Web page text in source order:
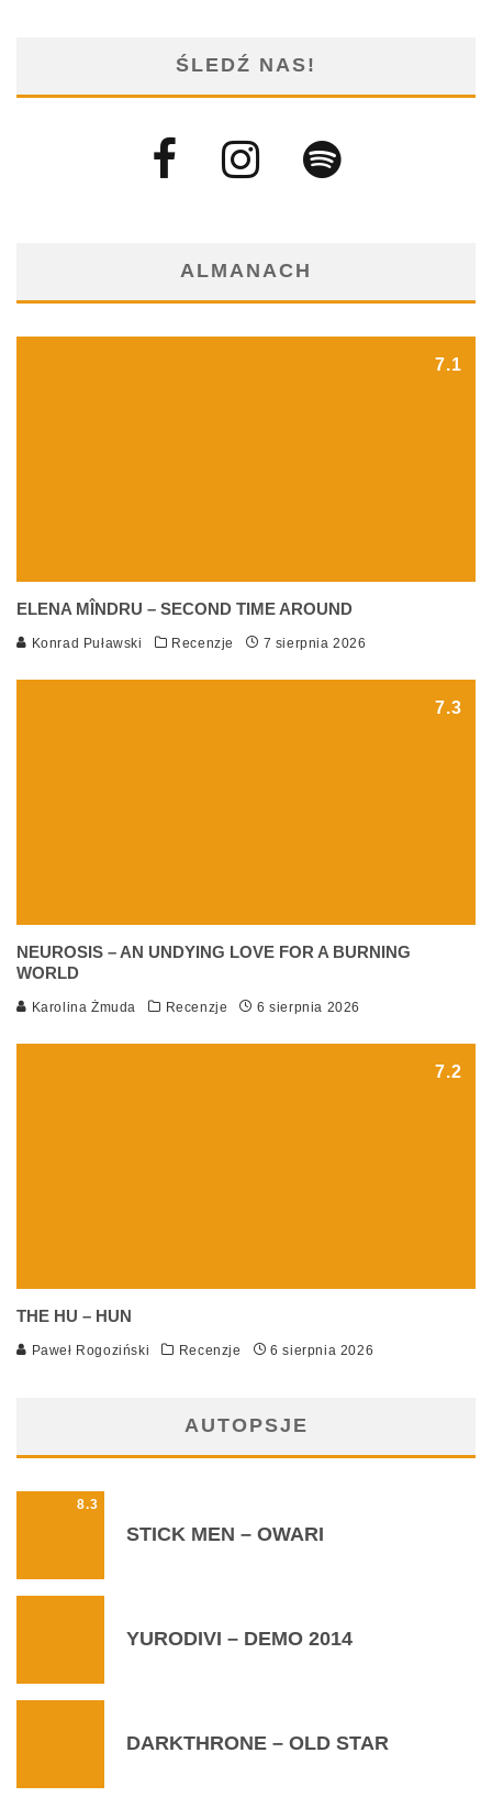
ŚLEDŹ NAS!
ALMANACH
7.1
ELENA MÎNDRU – SECOND TIME AROUND
Konrad Puławski Recenzje 7 sierpnia 2026
7.3
NEUROSIS – AN UNDYING LOVE FOR A BURNING
WORLD
Karolina Żmuda Recenzje 6 sierpnia 2026
7.2
THE HU – HUN
Paweł Rogoziński Recenzje 6 sierpnia 2026
AUTOPSJE
8.3
STICK MEN – OWARI
YURODIVI – DEMO 2014
DARKTHRONE – OLD STAR